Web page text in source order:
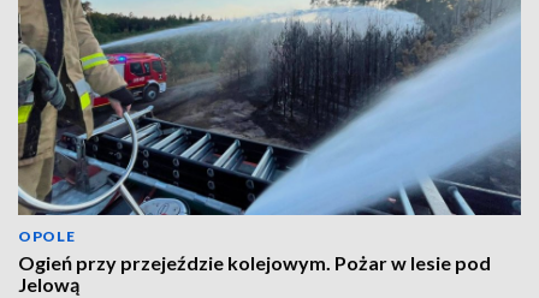
OPOLE
Ogień przy przejeździe kolejowym. Pożar w lesie pod
Jelową